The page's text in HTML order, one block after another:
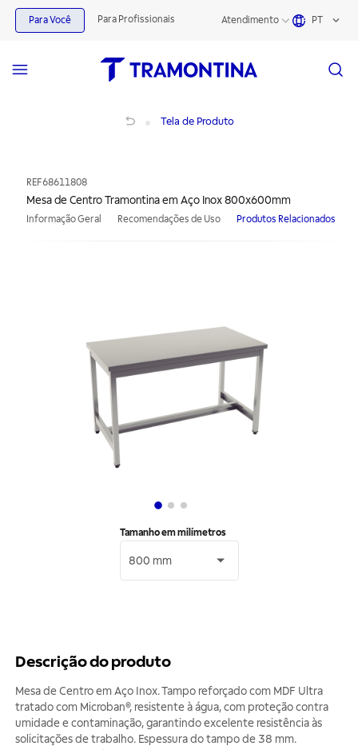
Para Você Para Profissionais Atendimento PT
Tela de Produto
REF68611808
Mesa de Centro Tramontina em Aço Inox 800x600mm
Informação Geral Recomendações de Uso Produtos Relacionados
Tamanho em milímetros
800 mm
Descrição do produto
Mesa de Centro em Aço Inox. Tampo reforçado com MDF Ultra
tratado com Microban®, resistente à água, com proteção contra
umidade e contaminação, garantindo excelente resistência às
solicitações de trabalho. Espessura do tampo de 38 mm.